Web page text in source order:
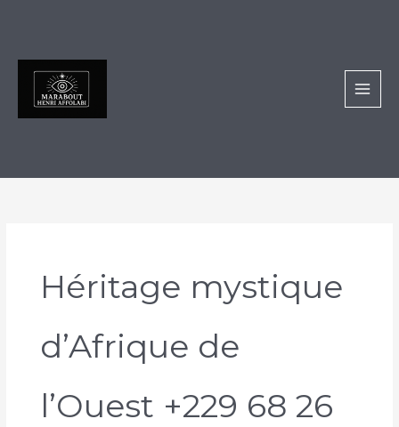
Héritage mystique
d’Afrique de
l’Ouest +229 68 26